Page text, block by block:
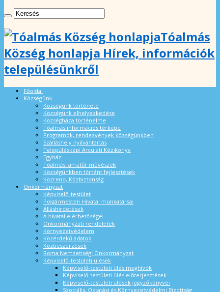
Tóalmás
Község honlapja Hírek, információk
településünkről
Főoldal
Községünk
Községünk története
Községünk elhelyezkedése
Községháza történelme
Tóalmás információs térképe
Programok, rendezvények községünkben
Szálláshely nyilvántartás
Településképi Arculati Kézikönyv
Egyház
Tóalmási amatőr művészek
Községünkben történt fejlesztések
Közrend, Közbiztonság
Önkormányzat
Képviselő-testület
Polgármesteri Hivatal munkatársai
Álláshirdetések
A hivatal elérhetőségei
Önkormányzati rendeletek
Környezetvédelem
Közérdekű adatok
Közbeszerzések
Roma Nemzetiségi Önkormányzat
Képviselő-testületi ülések
Képviselő-testületi ülés meghívók
Képviselő-testületi ülés előterjesztések
Képviselő-testületi ülések jegyzőkönyvei
Szociális, Oktatási és Környezetvédelmi Bizottság